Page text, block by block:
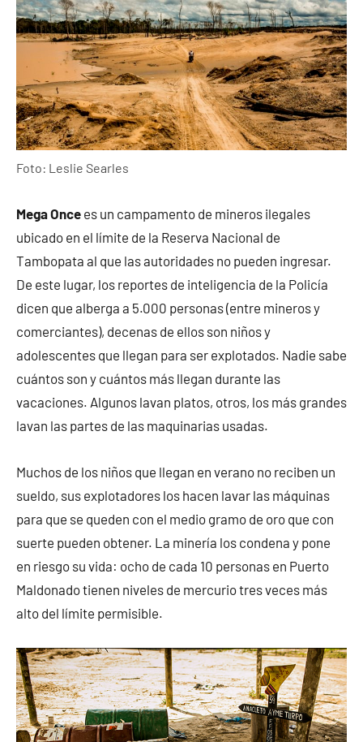
Foto: Leslie Searles
Mega Once es un campamento de mineros ilegales
ubicado en el límite de la Reserva Nacional de
Tambopata al que las autoridades no pueden ingresar.
De este lugar, los reportes de inteligencia de la Policía
dicen que alberga a 5.000 personas (entre mineros y
comerciantes), decenas de ellos son niños y
adolescentes que llegan para ser explotados. Nadie sabe
cuántos son y cuántos más llegan durante las
vacaciones. Algunos lavan platos, otros, los más grandes
lavan las partes de las maquinarias usadas.
Muchos de los niños que llegan en verano no reciben un
sueldo, sus explotadores los hacen lavar las máquinas
para que se queden con el medio gramo de oro que con
suerte pueden obtener. La minería los condena y pone
en riesgo su vida: ocho de cada 10 personas en Puerto
Maldonado tienen niveles de mercurio tres veces más
alto del límite permisible.